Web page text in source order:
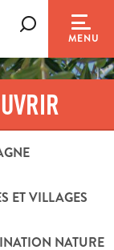
MENU
ET VILLAGES
NATURE